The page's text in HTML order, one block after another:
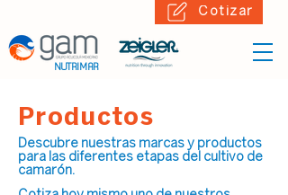
NUTRIMAR
Cotizar
Productos
Descubre nuestras marcas y productos
para las diferentes etapas del cultivo de
camarón.